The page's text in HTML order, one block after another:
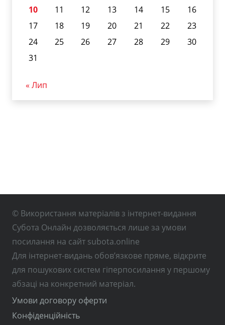
10
11 12 13 14 15
16
17
18 19 20 21 22
23
24
25 26 27 28 29
30
31
« Лип
© Використання матеріалів з інтернет-видання
Субота Онлайн дозволяється лише за умови
посилання на сайт subota.online
Для інтернет-видань обов’язкове пряме, відкрите
для пошукових систем гіперпосилання у першому
абзаці на конкретний матеріал.
Умови договору оферти
Конфіденційність